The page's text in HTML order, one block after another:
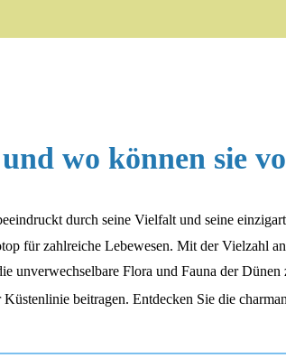
wo können sie
durch seine Vielfalt und seine
für zahlreiche Lebewesen. Mit der Vielzahl
unverwechselbare Flora und Fauna der
Küstenlinie beitragen. Entdecken Sie die